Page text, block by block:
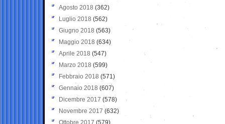
Agosto 2018 (362)
Luglio 2018 (562)
Giugno 2018 (563)
Maggio 2018 (634)
Aprile 2018 (547)
Marzo 2018 (599)
Febbraio 2018 (571)
Gennaio 2018 (607)
Dicembre 2017 (578)
Novembre 2017 (632)
Ottobre 2017 (579)